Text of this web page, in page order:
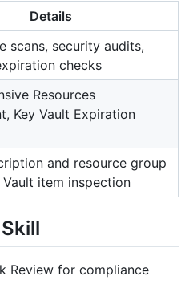
Details
scans, security audits,
checks
Resources
Key Vault Expiration
and resource group
Vault item inspection
Review for compliance